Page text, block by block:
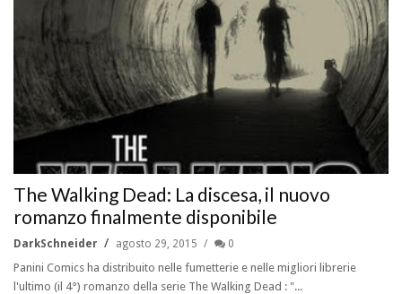
The Walking Dead: La discesa, il nuovo
romanzo finalmente disponibile
DarkSchneider agosto 29, 2015 0
Panini Comics ha distribuito nelle fumetterie e nelle migliori librerie
l'ultimo (il 4°) romanzo della serie The Walking Dead : "...